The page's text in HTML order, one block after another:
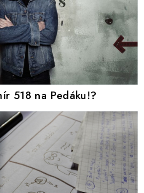
518 na Pedáku!?